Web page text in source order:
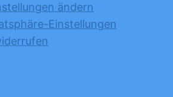
ändern
Einstellungen